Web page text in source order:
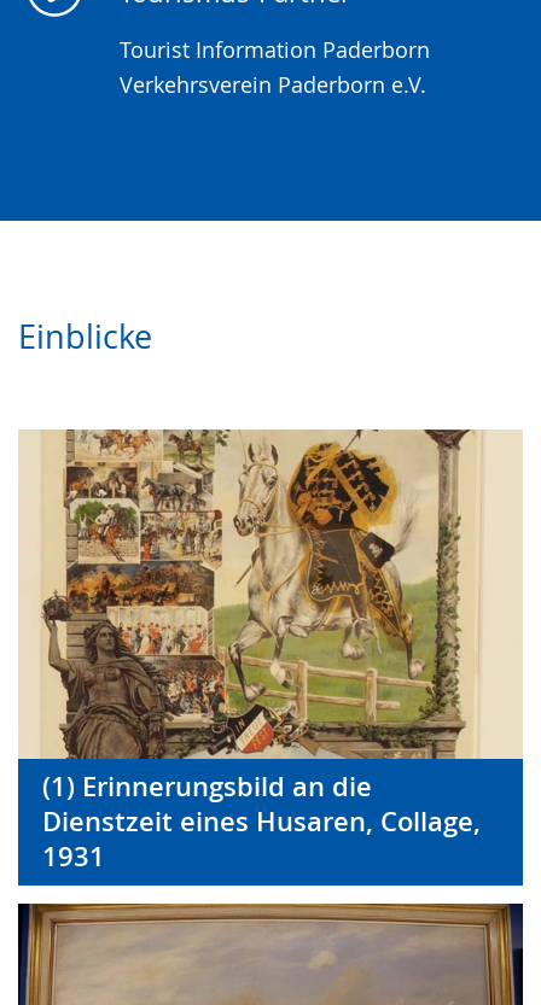
Tourist Information Paderborn
Verkehrsverein Paderborn e.V.
Einblicke
(1) Erinnerungsbild an die
Dienstzeit eines Husaren, Collage,
1931